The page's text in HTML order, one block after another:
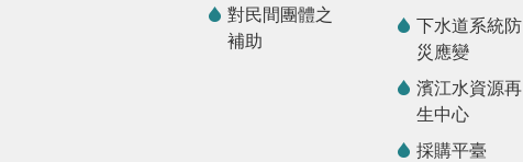
對民間團體之
補助
下水道系統防
災應變
濱江水資源再
生中心
採購平臺